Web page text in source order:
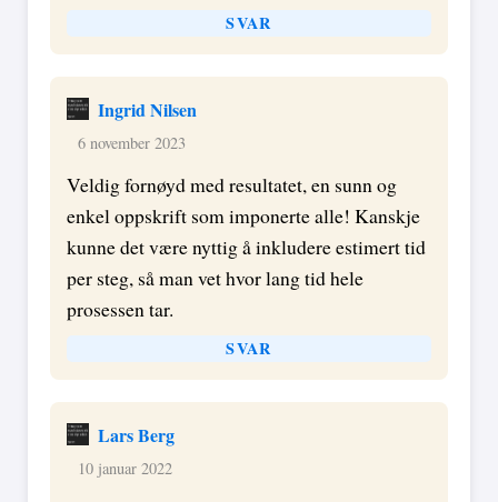
SVAR
Ingrid Nilsen
6 november 2023
Veldig fornøyd med resultatet, en sunn og
enkel oppskrift som imponerte alle! Kanskje
kunne det være nyttig å inkludere estimert tid
per steg, så man vet hvor lang tid hele
prosessen tar.
SVAR
Lars Berg
10 januar 2022